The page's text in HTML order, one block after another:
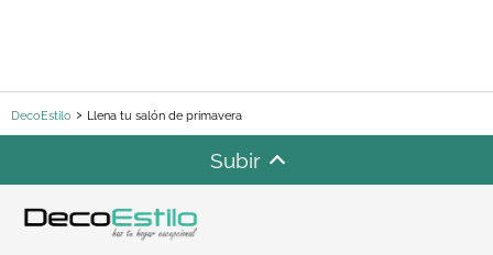
DecoEstilo Llena tu salón de primavera
Subir